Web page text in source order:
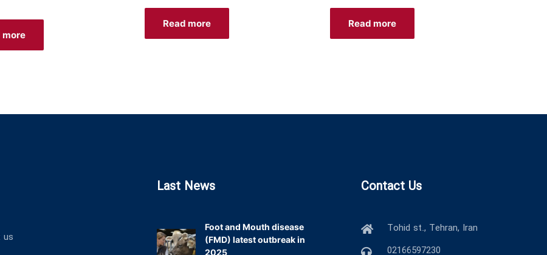
more
Read more Read more
us
Last News
Foot and Mouth disease
(FMD) latest outbreak in
2025
Contact Us
Tohid st., Tehran, Iran
02166597230